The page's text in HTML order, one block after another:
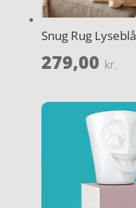
Snug Rug Lyseblå
279,00 kr.